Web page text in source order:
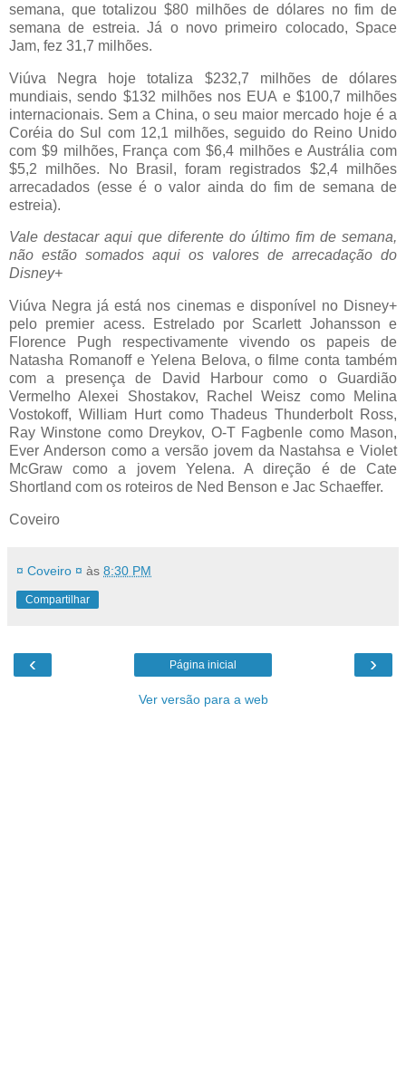
semana, que totalizou $80 milhões de dólares no fim de
semana de estreia. Já o novo primeiro colocado, Space
Jam, fez 31,7 milhões.
Viúva Negra hoje totaliza $232,7 milhões de dólares
mundiais, sendo $132 milhões nos EUA e $100,7 milhões
internacionais. Sem a China, o seu maior mercado hoje é a
Coréia do Sul com 12,1 milhões, seguido do Reino Unido
com $9 milhões, França com $6,4 milhões e Austrália com
$5,2 milhões. No Brasil, foram registrados $2,4 milhões
arrecadados (esse é o valor ainda do fim de semana de
estreia).
Vale destacar aqui que diferente do último fim de semana,
não estão somados aqui os valores de arrecadação do
Disney+
Viúva Negra já está nos cinemas e disponível no Disney+
pelo premier acess. Estrelado por Scarlett Johansson e
Florence Pugh respectivamente vivendo os papeis de
Natasha Romanoff e Yelena Belova, o filme conta também
com a presença de David Harbour como o Guardião
Vermelho Alexei Shostakov, Rachel Weisz como Melina
Vostokoff, William Hurt como Thadeus Thunderbolt Ross,
Ray Winstone como Dreykov, O-T Fagbenle como Mason,
Ever Anderson como a versão jovem da Nastahsa e Violet
McGraw como a jovem Yelena. A direção é de Cate
Shortland com os roteiros de Ned Benson e Jac Schaeffer.
Coveiro
¤ Coveiro ¤ às 8:30 PM
Compartilhar
‹ ›
Página inicial
Ver versão para a web